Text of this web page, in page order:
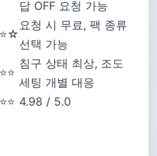
답 OFF 요청 가능
요청 시 무료, 팩 종류
선택 가능
침구 상태 최상, 조도
세팅 개별 대응
4.98 / 5.0